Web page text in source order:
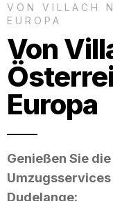
VON VILLACH
EUROPA
Von
Europa
Genießen Sie
Dudelange: